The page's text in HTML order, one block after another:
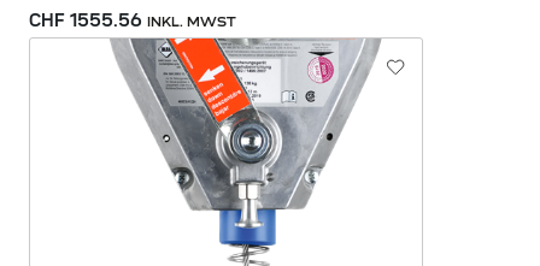
CHF 1555.56 INKL. MWST